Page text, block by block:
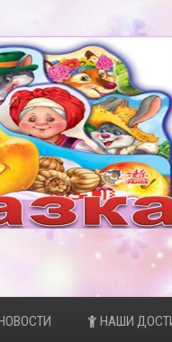
НАШИ